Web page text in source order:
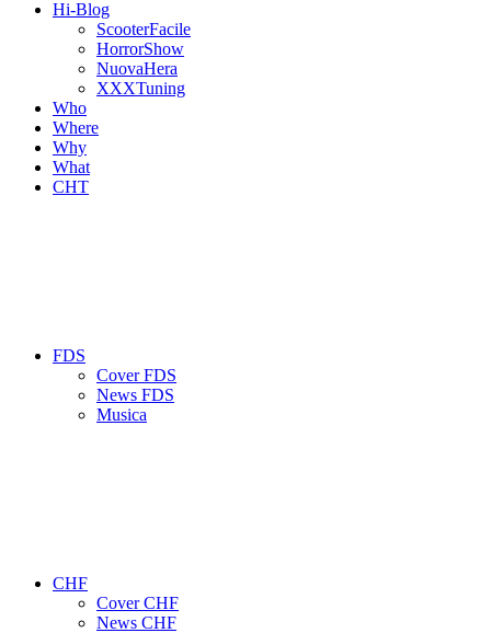
Hi-Blog
ScooterFacile
HorrorShow
NuovaHera
XXXTuning
Who
Where
Why
What
CHT
FDS
Cover FDS
News FDS
Musica
CHF
Cover CHF
News CHF